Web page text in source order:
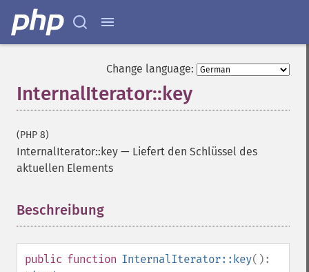
Change language:
InternalIterator::key
(PHP 8)
InternalIterator::key — Liefert den Schlüssel des
aktuellen Elements
Beschreibung
public function InternalIterator::key():